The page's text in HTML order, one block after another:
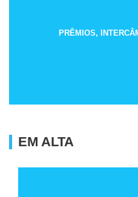
PRÊMIOS,
EM ALTA